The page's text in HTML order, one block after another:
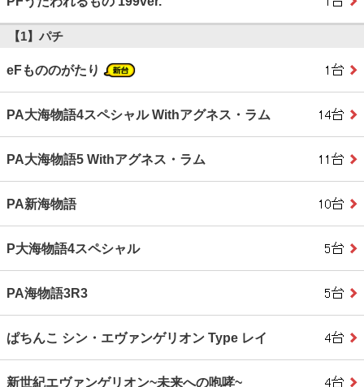
【1】パチ
eFもののがたり
PA大海物語4スペシャル Withアグネス・ラム
PA大海物語5 Withアグネス・ラム
PA新海物語
P大海物語4スペシャル
PA海物語3R3
ぱちんこ シン・エヴァンゲリオン Type レイ
新世紀エヴァンゲリオン~未来への咆哮~